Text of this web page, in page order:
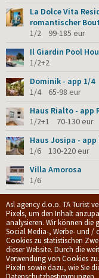
Asl agency d.o.o. TA Turist
Pixels, um den Inhalt
analysieren. Wir können die
Social Media-, Werbe- und /
Cookies zu statistischen
dieser Website. Durch die
Verwendung von Cookies
Pixeln sowie dazu, wie Sie
La Dolce Vita
romantischer
1/2 99-185 eur
Il Giardin Pool
1/2+2
Dominik - app 1/4
1/4 65-98 eur
Haus Rialto - app
1/2+1 70-130 eur
Haus Josipa - app
1/6 130-220 eur
Villa Amorosa
1/6
Lea - app Leona
1/4 65-120 eur
© 2009-2026.ASL Agency
Geschäftsbedingungen
Web development bydizzy.hr